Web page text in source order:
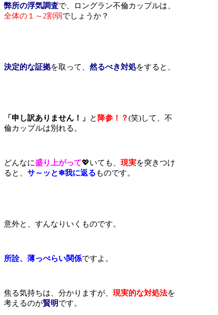
弊所の浮気調査で、ロングラン不倫カップルは、
全体の１～2割弱でしょうか？
決定的な証拠を取って、 然るべき対処をすると、
「申し訳ありません！」 と 降参！？(笑)して、不
倫カップルは別れる。
どんなに盛り上がって💖いても、 現実を突きつけ
ると、 サ～ッと❄我に返る ものです。
意外と、すんなりいくものです。
所詮、薄っぺらい関係ですよ。
焦る気持ちは、分かりますが、 現実的な対処法を
考えるのが賢明です。